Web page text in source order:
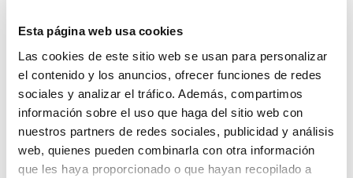
Esta página web usa cookies
Las cookies de este sitio web se usan para personalizar
el contenido y los anuncios, ofrecer funciones de redes
sociales y analizar el tráfico. Además, compartimos
información sobre el uso que haga del sitio web con
nuestros partners de redes sociales, publicidad y análisis
web, quienes pueden combinarla con otra información
que les haya proporcionado o que hayan recopilado a
Santander, para garantizarte el precio más competitivo del
mercado. Ya sea que necesites un SUV para visitas
comerciales o una furgoneta para repartos, filtramos los
resultados por disponibilidad inmediata y kilometraje
flexible.
¿Buscas un coche que impulse tu actividad profesional?